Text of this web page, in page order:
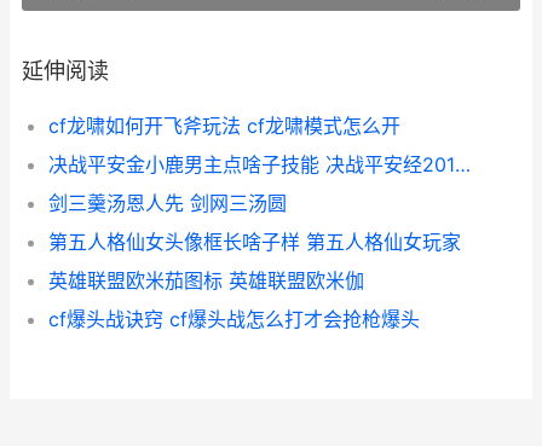
延伸阅读
cf龙啸如何开飞斧玩法 cf龙啸模式怎么开
决战平安金小鹿男主点啥子技能 决战平安经20121年选择的皮肤是什么
剑三羹汤恩人先 剑网三汤圆
第五人格仙女头像框长啥子样 第五人格仙女玩家
英雄联盟欧米茄图标 英雄联盟欧米伽
cf爆头战诀窍 cf爆头战怎么打才会抢枪爆头